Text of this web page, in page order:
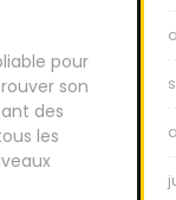
pour
son
des
les